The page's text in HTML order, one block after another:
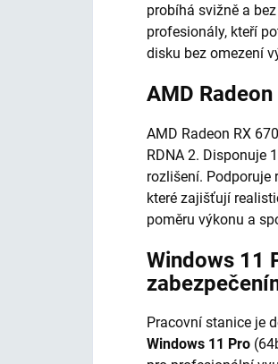
probíhá svižně a
profesionály, kteří
disku bez omezení
AMD
AMD Radeon RX
RDNA 2. Disponuje
rozlišení. Podporuje
které zajišťují
poměru výkonu a
Windows 11
Pracovní stanice je
Windows 11 Pro